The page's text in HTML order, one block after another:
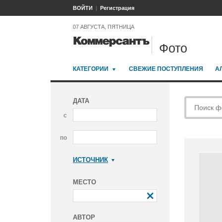
ВОЙТИ Регистрация
07 АВГУСТА, ПЯТНИЦА
Фото
КАТЕГОРИИ СВЕЖИЕ ПОСТУПЛЕНИЯ
ДАТА
с
по
ИСТОЧНИК
МЕСТО
АВТОР